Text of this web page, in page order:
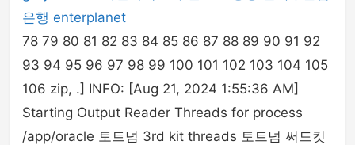
은행 enterplanet
78 79 80 81 82 83 84 85 86 87 88 89 90 91 92
93 94 95 96 97 98 99 100 101 102 103 104 105
106 zip, .] INFO: [Aug 21, 2024 1:55:36 AM]
Starting Output Reader Threads for process
/app/oracle 토트넘 3rd kit threads 토트넘 써드킷